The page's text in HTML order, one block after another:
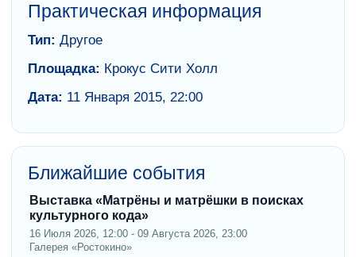
Практическая информация
Тип: Другое
Площадка: Крокус Сити Холл
Дата: 11 Января 2015, 22:00
Ближайшие события
Выставка «Матрёны и матрёшки в поисках
культурного кода»
16 Июля 2026, 12:00 - 09 Августа 2026, 23:00
Галерея «Ростокино»